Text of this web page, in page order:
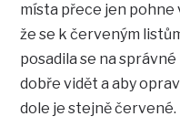
místa přece jen pohne
že se k červeným
posadila se na
dobře vidět a aby
dole je stejně červené.